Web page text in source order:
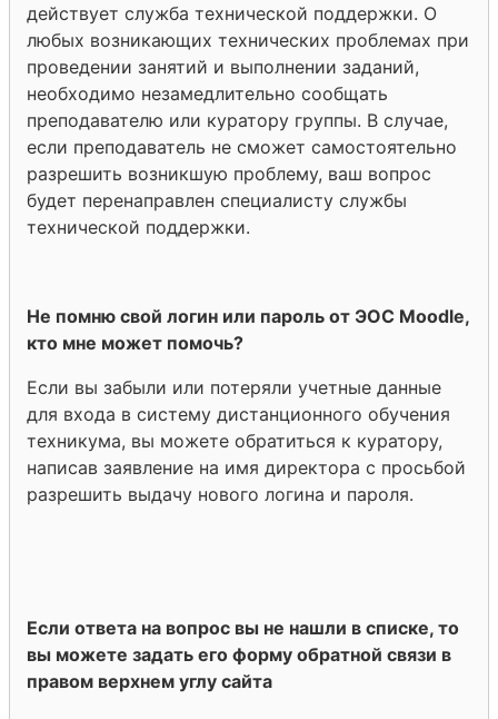
действует служба технической поддержки. О
любых возникающих технических проблемах при
проведении занятий и выполнении заданий,
необходимо незамедлительно сообщать
преподавателю или куратору группы. В случае,
если преподаватель не сможет самостоятельно
разрешить возникшую проблему, ваш вопрос
будет перенаправлен специалисту службы
технической поддержки.
Не помню свой логин или пароль от ЭОС Moodle,
кто мне может помочь?
Если вы забыли или потеряли учетные данные
для входа в систему дистанционного обучения
техникума, вы можете обратиться к куратору,
написав заявление на имя директора с просьбой
разрешить выдачу нового логина и пароля.
Если ответа на вопрос вы не нашли в списке, то
вы можете задать его форму обратной связи в
правом верхнем углу сайта